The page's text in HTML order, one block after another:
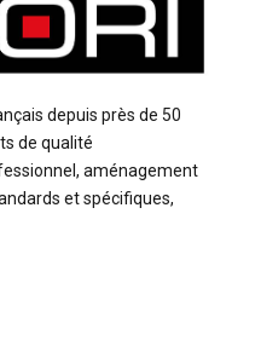
depuis près de 50
de qualité
aménagement
et spécifiques,